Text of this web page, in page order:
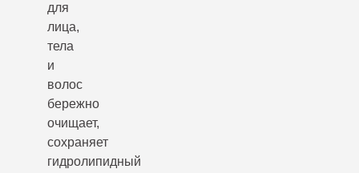
для
лица,
тела
и
волос
бережно
очищает,
сохраняет
гидролипидный